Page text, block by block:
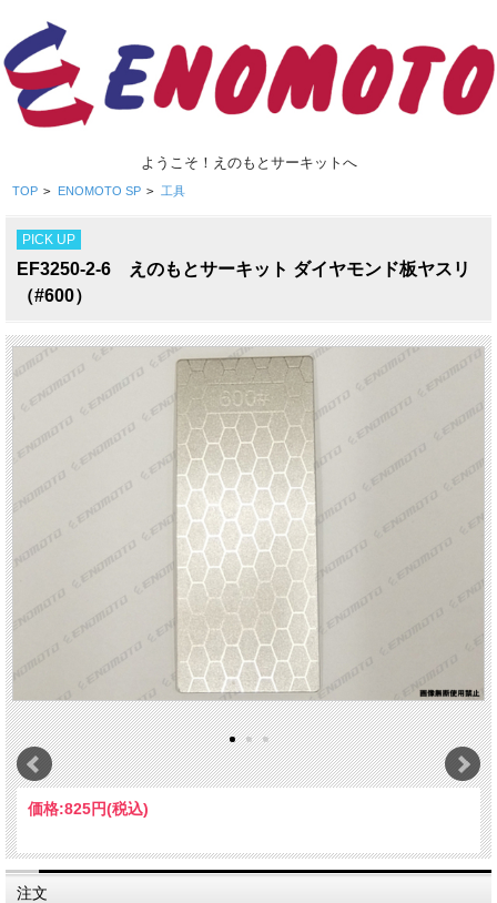
ようこそ！えのもとサーキットへ
TOP > ENOMOTO SP > 工具
PICK UP
EF3250-2-6 えのもとサーキット ダイヤモンド板ヤスリ
（#600）
価格:825円(税込)
注文